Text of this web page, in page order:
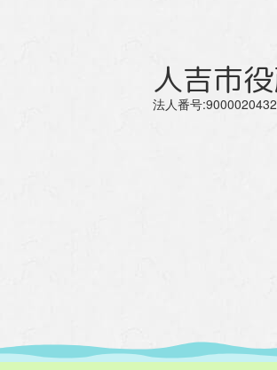
人吉市
法人番号